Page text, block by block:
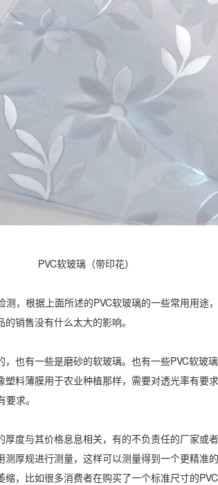
PVC软玻璃（带印花）
，根据上面所述的PVC软玻璃的一些常用用途
销售没有什么太大的影响。
也有一些是磨砂的软玻璃。也有一些PVC软玻
料薄膜用于农业种植那样，需要对透光率有要
求。
度与其价格息息相关，有的不负责任的厂家或
测厚规进行测量，这样可以测量得到一个更精准
，比如很多消费者在购买了一个标准尺寸的